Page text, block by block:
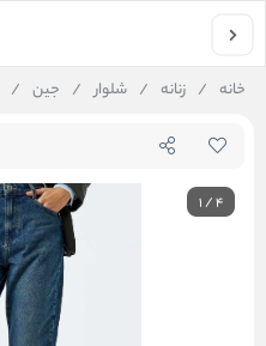
خانه / زنانه / شلوار / جین /
1/4